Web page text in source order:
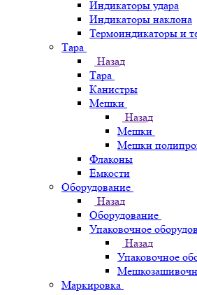
Индикаторы удара
Индикаторы наклона
Термоиндикаторы и
Тара
Назад
Тара
Канистры
Мешки
Назад
Мешки
Мешки
Флаконы
Ёмкости
Оборудование
Назад
Оборудование
Упаковочное
Назад
Упаковочное
Маркировка